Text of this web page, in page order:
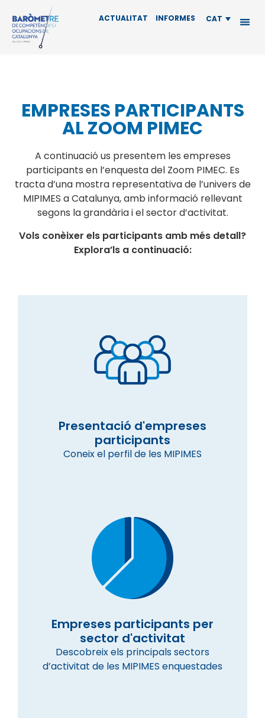
CAT
ACTUALITAT INFORMES
EMPRESES PARTICIPANTS
AL ZOOM PIMEC
A continuació us presentem les empreses
participants en l’enquesta del Zoom PIMEC. Es
tracta d’una mostra representativa de l’univers de
MIPIMES a Catalunya, amb informació rellevant
segons la grandària i el sector d’activitat.
Vols conèixer els participants amb més detall?
Explora’ls a continuació:
Presentació d'empreses
participants
Coneix el perfil de les MIPIMES
Empreses participants per
sector d'activitat
Descobreix els principals sectors
d’activitat de les MIPIMES enquestades